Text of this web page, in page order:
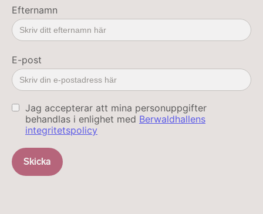
Efternamn
E-post
Jag accepterar att mina personuppgifter
behandlas i enlighet med Berwaldhallens
integritetspolicy
Skicka